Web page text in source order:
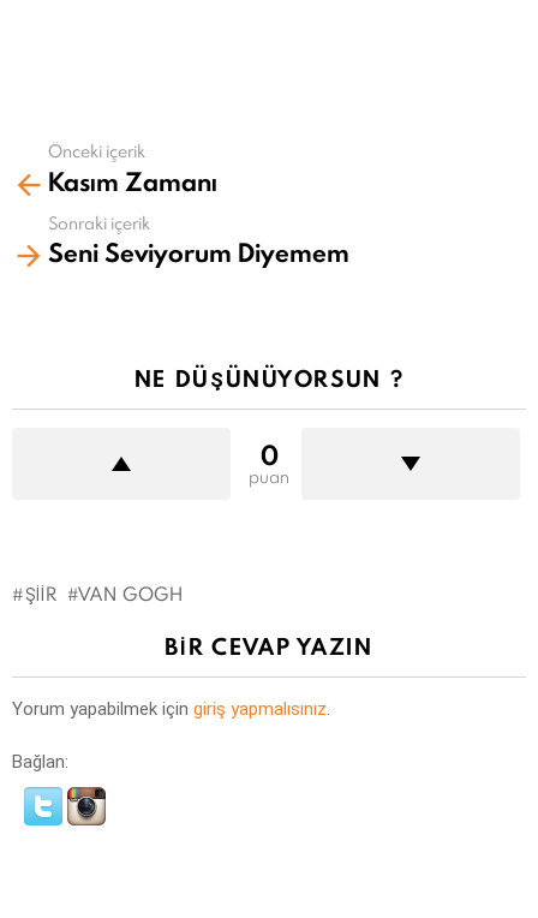
Daha
fazla
Önceki içerik
Kasım Zamanı
Sonraki içerik
Seni Seviyorum Diyemem
NE DÜŞÜNÜYORSUN ?
0
puan
ŞIIR VAN GOGH
BIR CEVAP YAZIN
Yorum yapabilmek için giriş yapmalısınız.
Bağlan: